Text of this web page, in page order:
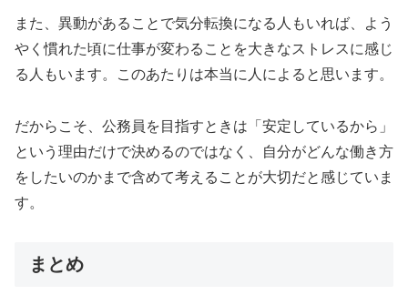
また、異動があることで気分転換になる人もいれば、よう
やく慣れた頃に仕事が変わることを大きなストレスに感じ
る人もいます。このあたりは本当に人によると思います。
だからこそ、公務員を目指すときは「安定しているから」
という理由だけで決めるのではなく、自分がどんな働き方
をしたいのかまで含めて考えることが大切だと感じていま
す。
まとめ